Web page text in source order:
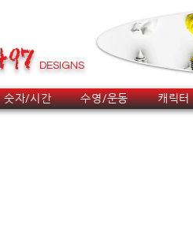
DESIGNS
숫자/시간 수영/운동 캐릭터